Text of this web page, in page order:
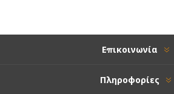
Επικοινωνία
Πληροφορίες